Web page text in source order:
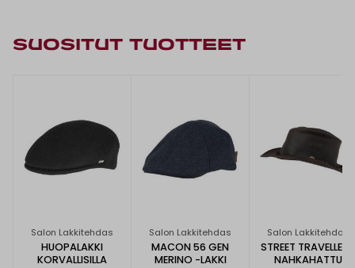
SUOSITUT TUOTTEET
Salon Lakkitehdas
HUOPALAKKI
KORVALLISILLA
Salon Lakkitehdas
MACON 56 GEN
MERINO -LAKKI
Salon Lakkitehdas
STREET TRAVELLER
NAHKAHATTU